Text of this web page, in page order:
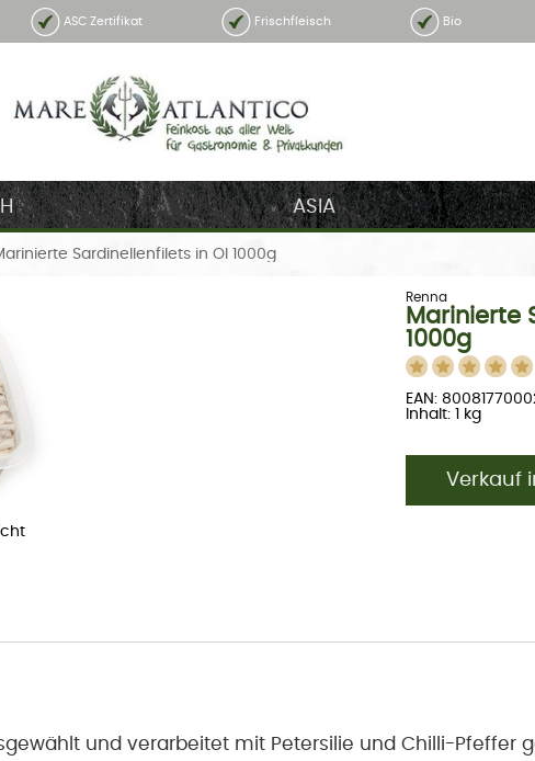
ASC Zertifikat Frischfleisch Bio
ASIA
Sardinellenfilets in Öl 1000g
Renna
Marinierte
1000g
EAN:
Inhalt: 1 kg
Verkauf
und verarbeitet mit Petersilie und Chilli-Pfeffer